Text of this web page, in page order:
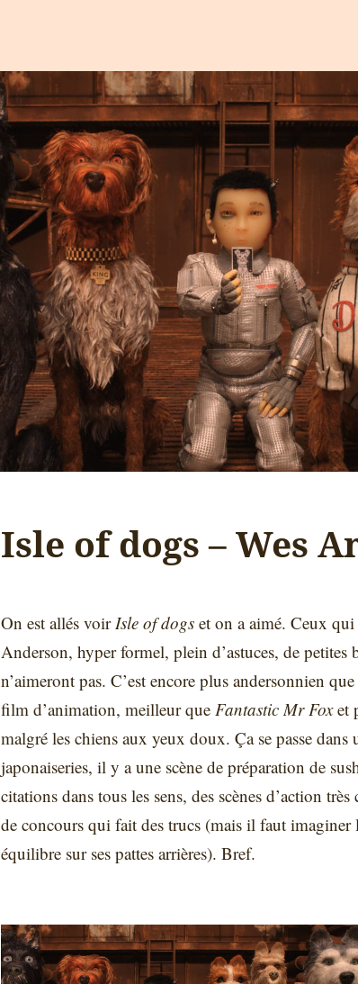
Isle of dogs – Wes
On est allés voirIsle of dogs et on a aimé. Ceux qui
Anderson, hyper formel, plein d’astuces, de petites
n’aimeront pas. C’est encore plus andersonnien
film d’animation, meilleur queFantastic Mr Foxet
malgré les chiens aux yeux doux. Ça se passe
japonaiseries, il y a une scène de préparation de
citations dans tous les sens, des scènes d’action
de concours qui fait des trucs (mais il faut
équilibre sur ses pattes arrières). Bref.